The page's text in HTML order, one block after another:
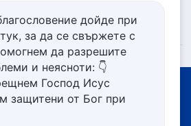
дойде при
за да се свържете с
да разрешите
и неясноти: 👇
Господ Исус
защитени от Бог при